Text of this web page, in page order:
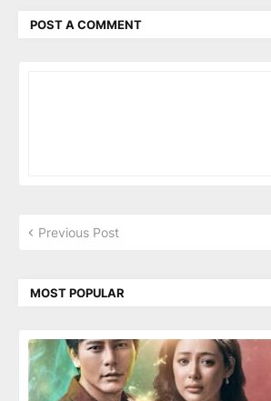
POST A COMMENT
Previous Post
MOST POPULAR